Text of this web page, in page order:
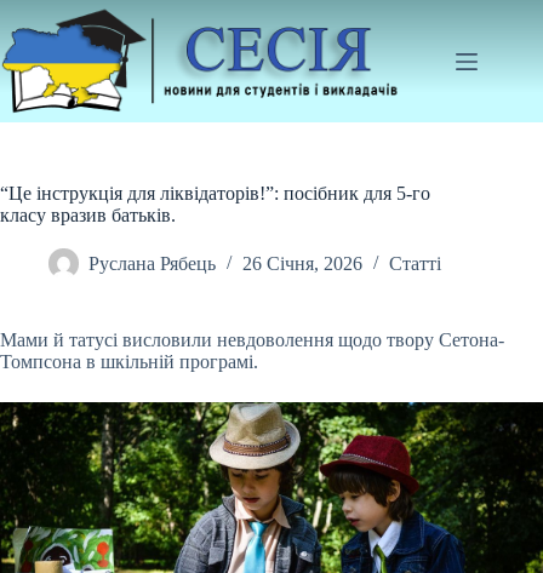
до
вмісту
“Це інструкція для ліквідаторів!”: посібник для 5-го
класу вразив батьків.
Руслана Рябець 26 Січня, 2026 Статті
Мами й татусі висловили невдоволення щодо твору Сетона-
Томпсона в шкільній програмі.